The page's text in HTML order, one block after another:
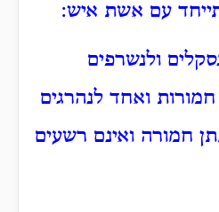
עם אשת איש:
ולנשרפים
ואחד לנהרגים
חמורה ואינם רשעים